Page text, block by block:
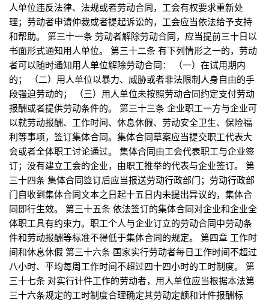
人单位违反法律、法规或者劳动合同，工会有权要求重新处
理；劳动者申请仲裁或者提起诉讼的，工会应当依法给予支持
和帮助。 第三十一条 劳动者解除劳动合同，应当提前三十日以
书面形式通知用人单位。 第三十二条 有下列情形之一的，劳动
者可以随时通知用人单位解除劳动合同： （一）在试用期内
的； （二）用人单位以暴力、威胁或者非法限制人身自由的手
段强迫劳动的； （三）用人单位未按照劳动合同约定支付劳动
报酬或者提供劳动条件的。 第三十三条 企业职工一方与企业可
以就劳动报酬、工作时间、休息休假、劳动安全卫生、保险福
利等事项，签订集体合同。集体合同草案应当提交职工代表大
会或者全体职工讨论通过。 集体合同由工会代表职工与企业签
订；没有建立工会的企业，由职工推举的代表与企业签订。 第
三十四条 集体合同签订后应当报送劳动行政部门；劳动行政部
门自收到集体合同文本之日起十五日内未提出异议的，集体合
同即行生效。 第三十五条 依法签订的集体合同对企业和企业全
体职工具有约束力。职工个人与企业订立的劳动合同中劳动条
件和劳动报酬等标准不得低于集体合同的规定。 第四章 工作时
间和休息休假 第三十六条 国家实行劳动者每日工作时间不超过
八小时、平均每周工作时间不超过四十四小时的工时制度。 第
三十七条 对实行计件工作的劳动者，用人单位应当根据本法第
三十六条规定的工时制度合理确定其劳动定额和计件报酬标